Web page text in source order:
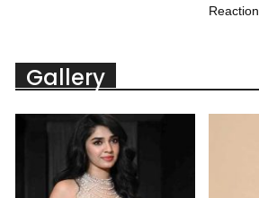
Reaction
Gallery